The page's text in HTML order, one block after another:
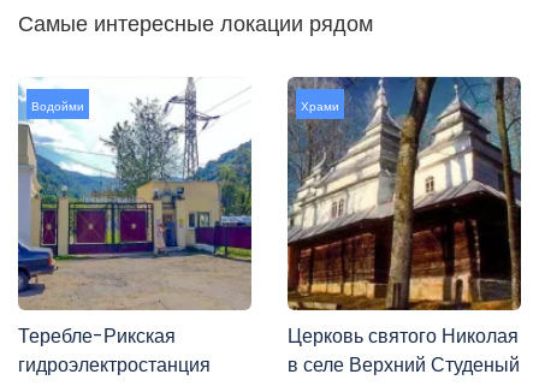
Самые интересные локации рядом
Водойми
Теребле-Рикская
гидроэлектростанция
Храми
Церковь святого Николая
в селе Верхний Студеный